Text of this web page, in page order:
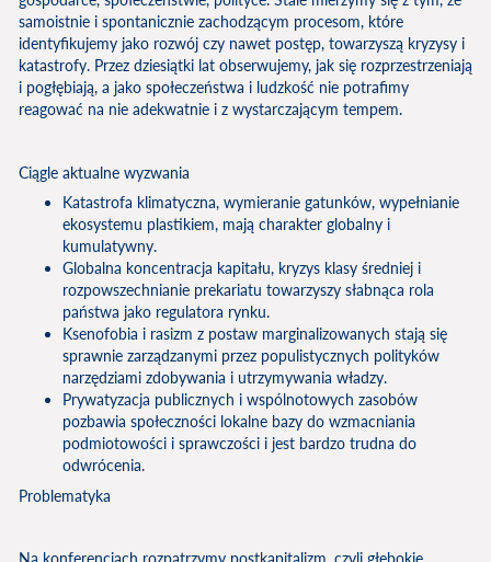
samoistnie i spontanicznie zachodzącym procesom, które
identyfikujemy jako rozwój czy nawet postęp, towarzyszą kryzysy i
katastrofy. Przez dziesiątki lat obserwujemy, jak się rozprzestrzeniają
i pogłębiają, a jako społeczeństwa i ludzkość nie potrafimy
reagować na nie adekwatnie i z wystarczającym tempem.
Ciągle aktualne wyzwania
Katastrofa klimatyczna, wymieranie gatunków, wypełnianie
ekosystemu plastikiem, mają charakter globalny i
kumulatywny.
Globalna koncentracja kapitału, kryzys klasy średniej i
rozpowszechnianie prekariatu towarzyszy słabnąca rola
państwa jako regulatora rynku.
Ksenofobia i rasizm z postaw marginalizowanych stają się
sprawnie zarządzanymi przez populistycznych polityków
narzędziami zdobywania i utrzymywania władzy.
Prywatyzacja publicznych i wspólnotowych zasobów
pozbawia społeczności lokalne bazy do wzmacniania
podmiotowości i sprawczości i jest bardzo trudna do
odwrócenia.
Problematyka
Na konferencjach rozpatrzymy postkapitalizm, czyli głębokie